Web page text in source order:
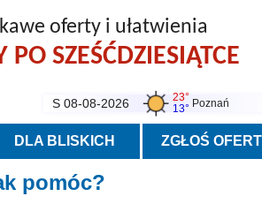
oferty i ułatwienia
PO SZEŚĆDZIESIĄTCE
S 08-08-2026
23°
13° Poznań
DLA BLISKICH ZGŁOŚ
pomóc?